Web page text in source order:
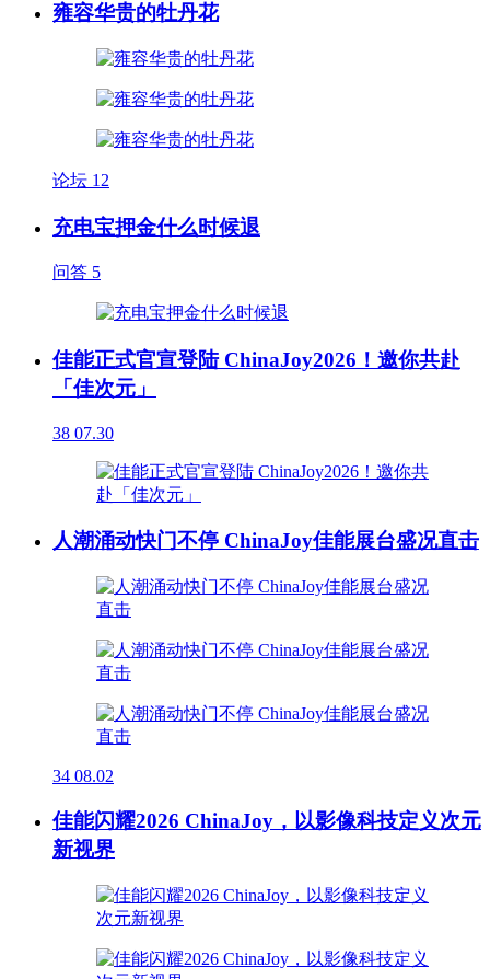
雍容华贵的牡丹花
论坛 12
充电宝押金什么时候退
问答 5
佳能正式官宣登陆 ChinaJoy2026！邀你共赴
「佳次元」
38 07.30
人潮涌动快门不停 ChinaJoy佳能展台盛况直击
34 08.02
佳能闪耀2026 ChinaJoy，以影像科技定义次元
新视界